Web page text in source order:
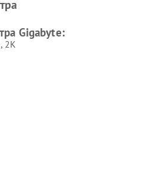
Gigabyte:
2К